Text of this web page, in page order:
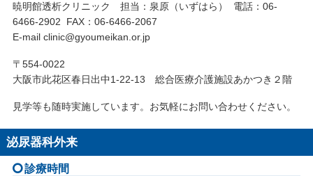
暁明館透析クリニック 担当：泉原（いずはら） 電話：06-
6466-2902 FAX：06-6466-2067
E-mail clinic@gyoumeikan.or.jp
〒554-0022
大阪市此花区春日出中1-22-13 総合医療介護施設あかつき２階
見学等も随時実施しています。お気軽にお問い合わせください。
泌尿器科外来
診療時間